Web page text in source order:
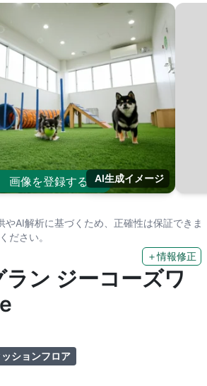
画像を登録する AI生成イメージ
AI解析に基づくため、正確性は保証できま
ださい。
＋情報修正
ン ジーコーズワ
ッションフロア